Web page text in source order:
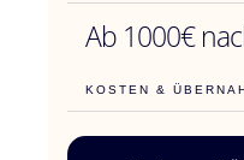
Ab 1000€
KOSTEN &